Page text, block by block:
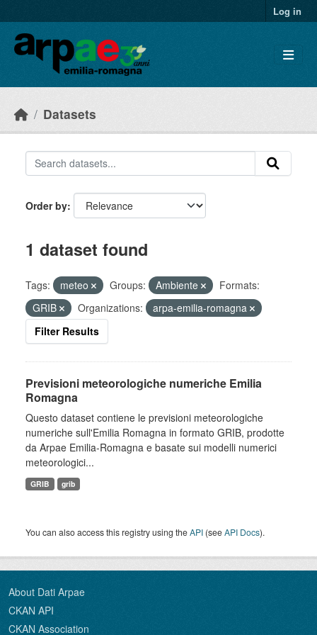
Log in
Datasets
Order by
1 dataset found
Tags: meteo Groups: Ambiente
Formats:
GRIB
Organizations:
arpa-emilia-romagna
Filter Results
Previsioni meteorologiche numeriche Emilia
Romagna
Questo dataset contiene le previsioni meteorologiche
numeriche sull'Emilia Romagna in formato GRIB, prodotte
da Arpae Emilia-Romagna e basate sui modelli numerici
meteorologici...
GRIB grib
You can also access this registry using theAPI (seeAPI Docs).
About Dati Arpae
CKAN API
CKAN Association